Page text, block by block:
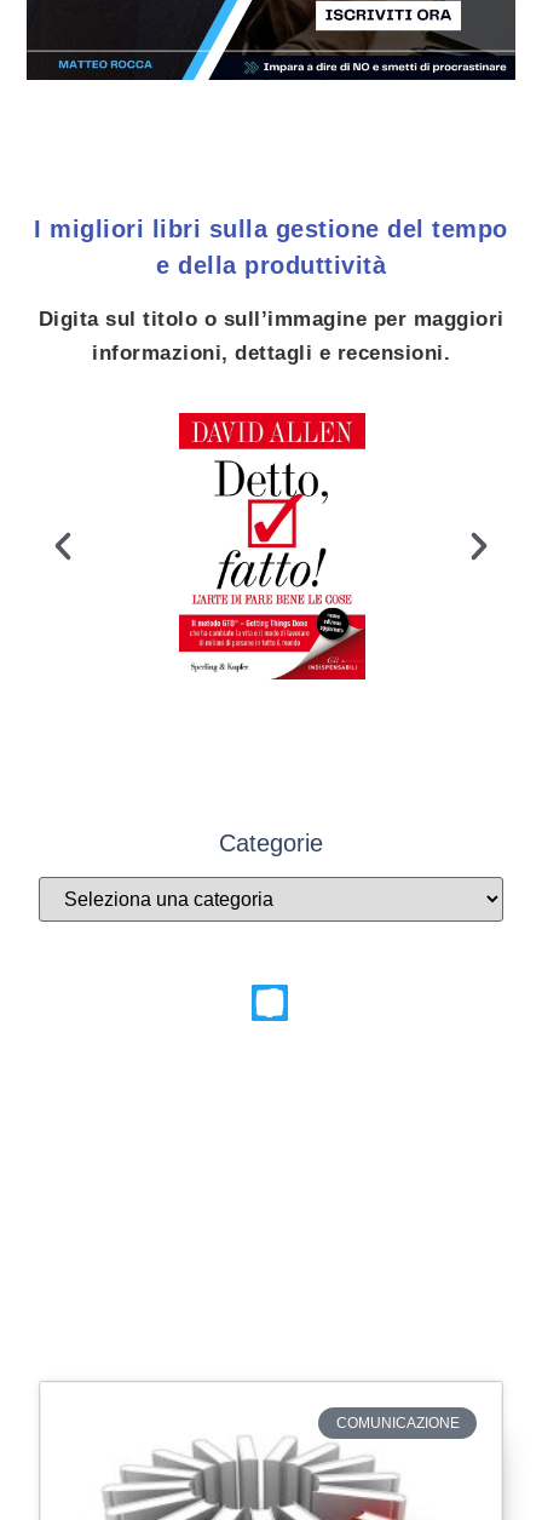
I migliori libri sulla gestione del tempo
e della produttività
Digita sul titolo o sull’immagine per maggiori
informazioni, dettagli e recensioni.
Categorie
COMUNICAZIONE